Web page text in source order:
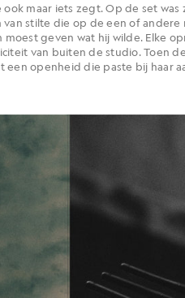
maar iets zegt. Op de set
stilte die op de een of andere
geven wat hij wilde. Elke
van buiten de studio. Toen
openheid die paste bij haar